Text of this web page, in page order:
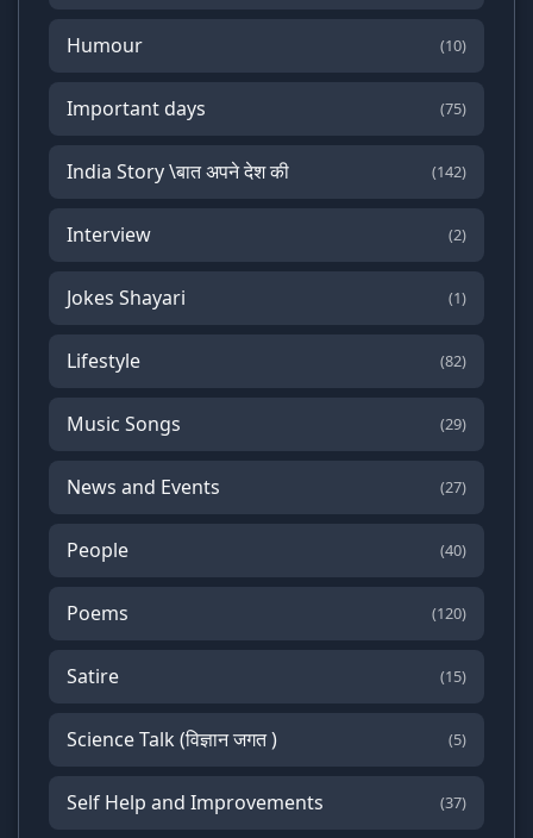
Humour (10)
Important days (75)
India Story \बात अपने देश की (142)
Interview (2)
Jokes Shayari (1)
Lifestyle (82)
Music Songs (29)
News and Events (27)
People (40)
Poems (120)
Satire (15)
Science Talk (विज्ञान जगत ) (5)
Self Help and Improvements (37)